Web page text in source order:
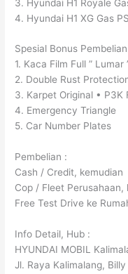
3. Hyundai H1 Royale
4. Hyundai H1 XG Gas
Spesial Bonus
1. Kaca Film Full ” Lumar
2. Double Rust
3. Karpet Original • P3K
4. Emergency Triangle
5. Car Number Plates
Pembelian :
Cash / Credit, kemudian
Cop / Fleet Perusahaan,
Free Test Drive ke
Info Detail, Hub :
HYUNDAI MOBIL
Jl. Raya Kalimalang,